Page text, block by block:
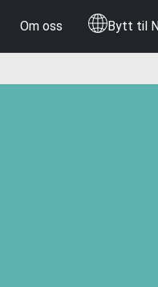
Om oss Bytt til